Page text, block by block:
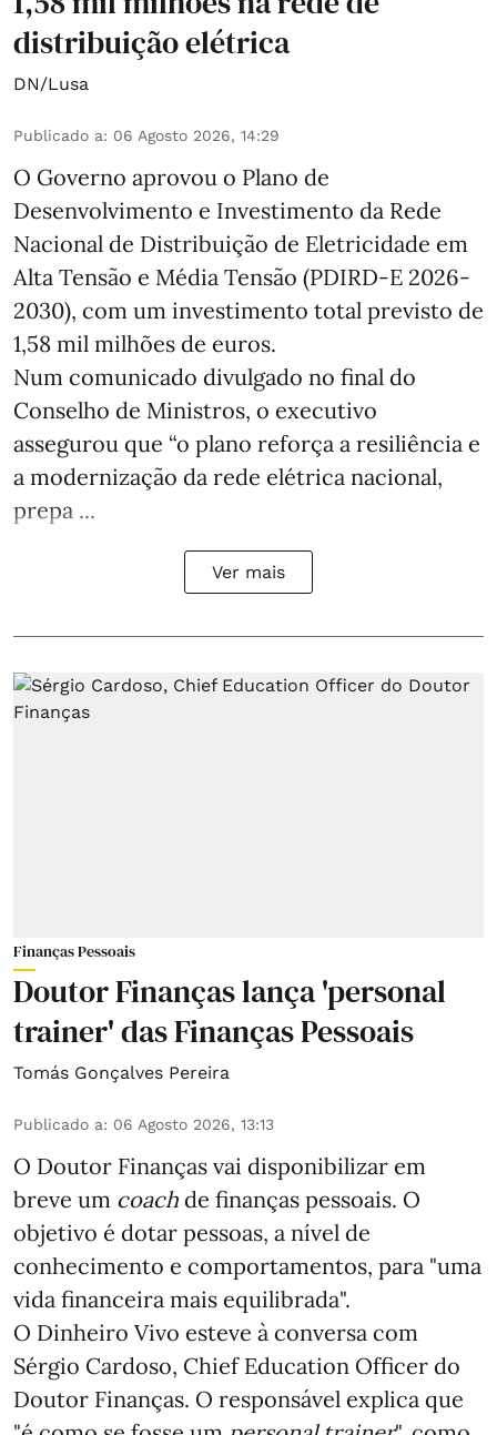
distribuição elétrica
DN/Lusa
Publicado a: 06 Agosto 2026, 14:29
O Governo aprovou o Plano de
Desenvolvimento e Investimento da Rede
Nacional de Distribuição de Eletricidade em
Alta Tensão e Média Tensão (PDIRD-E 2026-
2030), com um investimento total previsto de
1,58 mil milhões de euros.
Num comunicado divulgado no final do
Conselho de Ministros, o executivo
assegurou que “o plano reforça a resiliência e
a modernização da rede elétrica nacional,
prepa ...
Ver mais
Finanças Pessoais
Doutor Finanças lança 'personal
trainer' das Finanças Pessoais
Tomás Gonçalves Pereira
Publicado a: 06 Agosto 2026, 13:13
O Doutor Finanças vai disponibilizar em
breve um coach de finanças pessoais. O
objetivo é dotar pessoas, a nível de
conhecimento e comportamentos, para "uma
vida financeira mais equilibrada".
O Dinheiro Vivo esteve à conversa com
Sérgio Cardoso, Chief Education Officer do
Doutor Finanças. O responsável explica que